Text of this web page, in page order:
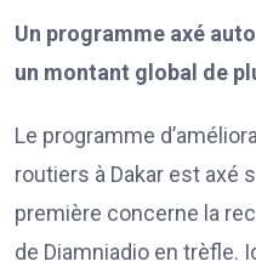
Un programme axé
un montant global de
Le programme
routiers à Dakar est axé
première concerne la
de Diamniadio en trèfle.